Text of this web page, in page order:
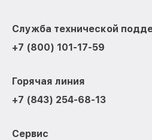
Служба технической
+7 (800) 101-17-59
Горячая линия
+7 (843) 254-68-13
Сервис